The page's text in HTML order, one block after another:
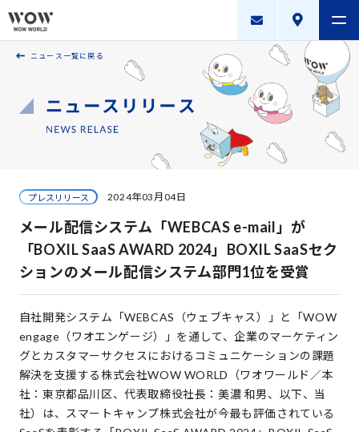
会社案内
採用案内
WOW WORLD GROUP
Copyright © WOW WORLD Inc. All Rights Reserved.
ニュース一覧に戻る
プレスリリース 2024年03月04日
メール配信システム「WEBCAS e-mail」が
「BOXIL SaaS AWARD 2024」BOXIL SaaSセク
ションのメール配信システム部門1位を受賞
自社開発システム「WEBCAS（ウェブキャス）」と「WOW
engage（ワオエンゲージ）」を通して、企業のマーケティン
グとカスタマーサクセスにおけるコミュニケーションの課題
解決を支援する株式会社WOW WORLD（ワオワールド／本
社：東京都品川区、代表取締役社長：美濃 和男、以下、当
社）は、スマートキャンプ株式会社が今最も評価されている